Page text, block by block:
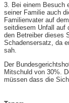
3. Bei einem Besuch
seiner Familie auch
Familienvater auf
seitdiesem Unfall auf
den Betreiber dieses
Schadensersatz, da
sah.
Der
Mitschuld von 30%.
müssen dass die